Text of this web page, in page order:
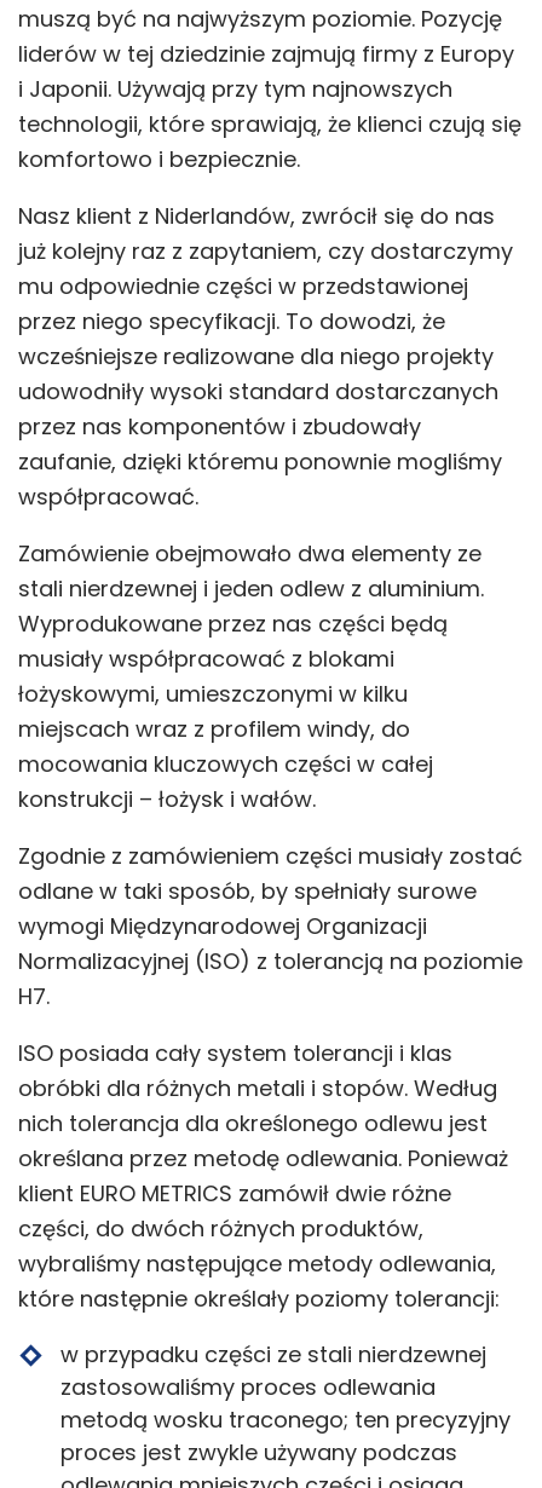
muszą być na najwyższym poziomie. Pozycję
liderów w tej dziedzinie zajmują firmy z Europy
i Japonii. Używają przy tym najnowszych
technologii, które sprawiają, że klienci czują się
komfortowo i bezpiecznie.
Nasz klient z Niderlandów, zwrócił się do nas
już kolejny raz z zapytaniem, czy dostarczymy
mu odpowiednie części w przedstawionej
przez niego specyfikacji. To dowodzi, że
wcześniejsze realizowane dla niego projekty
udowodniły wysoki standard dostarczanych
przez nas komponentów i zbudowały
zaufanie, dzięki któremu ponownie mogliśmy
współpracować.
Zamówienie obejmowało dwa elementy ze
stali nierdzewnej i jeden odlew z aluminium.
Wyprodukowane przez nas części będą
musiały współpracować z blokami
łożyskowymi, umieszczonymi w kilku
miejscach wraz z profilem windy, do
mocowania kluczowych części w całej
konstrukcji – łożysk i wałów.
Zgodnie z zamówieniem części musiały zostać
odlane w taki sposób, by spełniały surowe
wymogi Międzynarodowej Organizacji
Normalizacyjnej (ISO) z tolerancją na poziomie
H7.
ISO posiada cały system tolerancji i klas
obróbki dla różnych metali i stopów. Według
nich tolerancja dla określonego odlewu jest
określana przez metodę odlewania. Ponieważ
klient EURO METRICS zamówił dwie różne
części, do dwóch różnych produktów,
wybraliśmy następujące metody odlewania,
które następnie określały poziomy tolerancji:
w przypadku części ze stali nierdzewnej
zastosowaliśmy proces odlewania
metodą wosku traconego; ten precyzyjny
proces jest zwykle używany podczas